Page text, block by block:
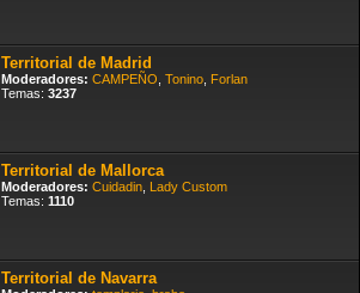
Territorial de Madrid
Moderadores: CAMPEÑO Tonino Forlan
Temas: 3237
Territorial de Mallorca
Moderadores: Cuidadin Lady Custom
Temas: 1110
Territorial de Navarra